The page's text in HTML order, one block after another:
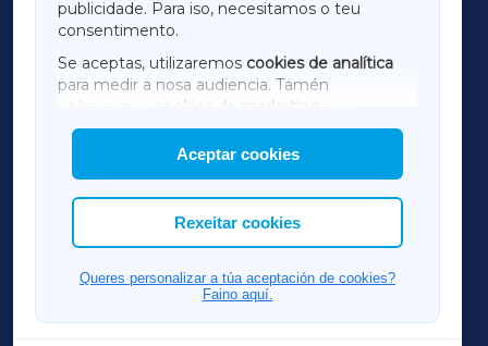
publicidade. Para iso, necesitamos o teu
consentimento.
Se aceptas, utilizaremos cookies de analítica
para medir a nosa audiencia. Tamén
utilizaremos
cookies de marketing
mostrar publicidade de terceiros.
Así mesmo, podes personalizar a elección das
cookies que desexas permitir.
Aceptar cookies
Rexeitar cookies
Queres personalizar a túa aceptación de cookies?
Faino aquí.
AMARIÑAXA
RIBEIRASACRAXA
ACORUÑAXA
FERROLXA
OURENSEXA